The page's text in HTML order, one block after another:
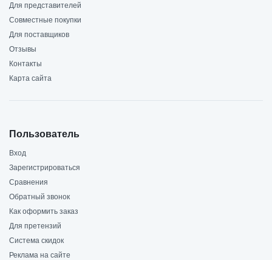
Для представителей
Совместные покупки
Для поставщиков
Отзывы
Контакты
Карта сайта
Пользователь
Вход
Зарегистрироваться
Сравнения
Обратный звонок
Как оформить заказ
Для претензий
Система скидок
Реклама на сайте